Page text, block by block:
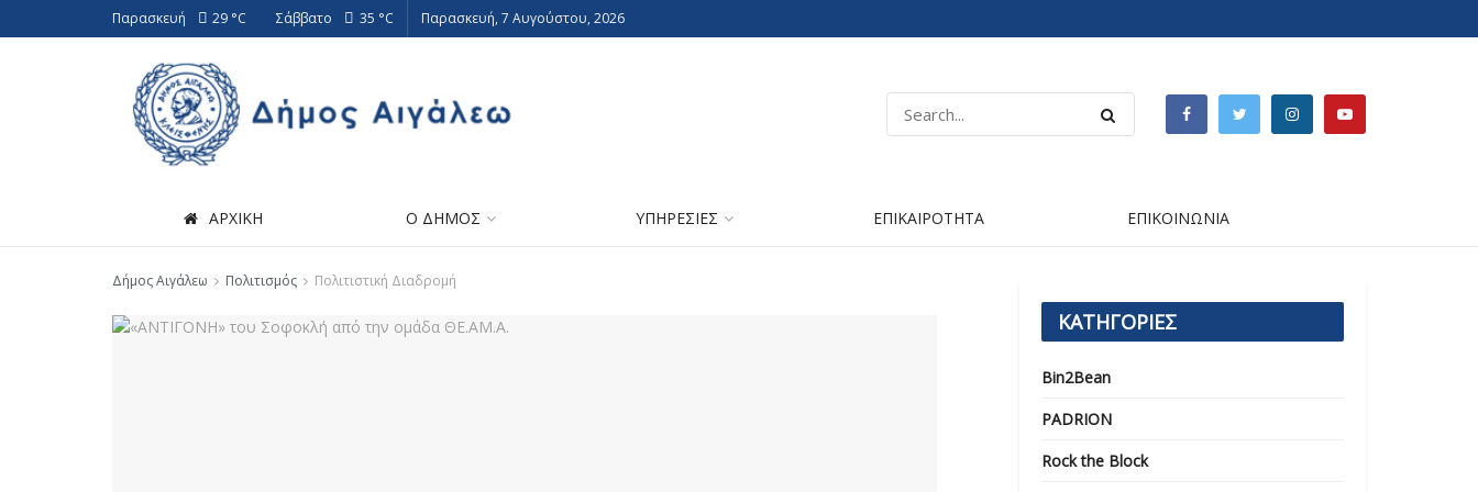
Παρασκευή 29 °C Σάββατο 35 °C Παρασκευή, 7 Αυγούστου, 2026
ΑΡΧΙΚΗ Ο ΔΗΜΟΣ ΥΠΗΡΕΣΙΕΣ ΕΠΙΚΑΙΡΟΤΗΤΑ ΕΠΙΚΟΙΝΩΝΙΑ
Δήμος Αιγάλεω Πολιτισμός Πολιτιστική Διαδρομή
ΚΑΤΗΓΟΡΙΕΣ
Bin2Bean
PADRION
Rock the Block